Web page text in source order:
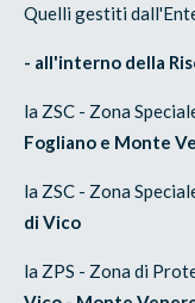
Quelli gestiti
- all'interno della
la ZSC - Zona
Fogliano e Monte
la ZSC - Zona
di Vico
la ZPS - Zona di